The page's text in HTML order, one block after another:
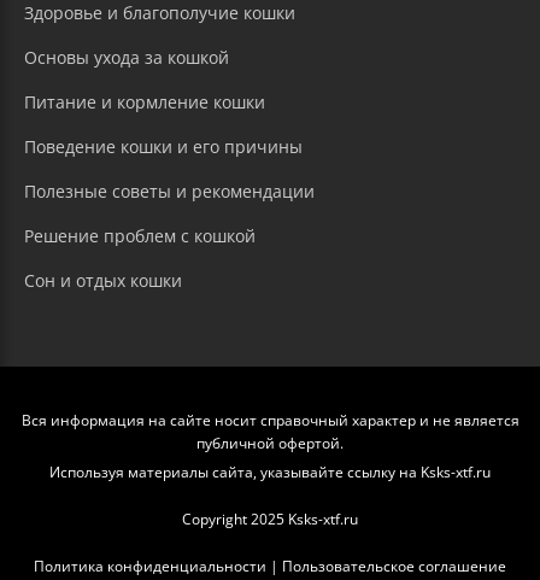
Здоровье и благополучие кошки
Основы ухода за кошкой
Питание и кормление кошки
Поведение кошки и его причины
Полезные советы и рекомендации
Решение проблем с кошкой
Сон и отдых кошки
Вся информация на сайте носит справочный характер и не является
публичной офертой.
Используя материалы сайта, указывайте ссылку на Ksks-xtf.ru
Copyright 2025 Ksks-xtf.ru
Политика конфиденциальности | Пользовательское соглашение